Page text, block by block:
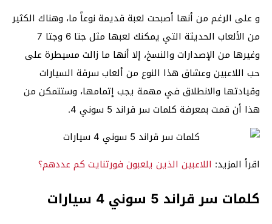
و على الرغم من أنها أصبحت لعبة قديمة نوعاً ما، وهناك الكثير
من الألعاب الحديثة التي يمكنك لعبها مثل جتا 6 وجتا 7
وغيرها من الإصدارات والنسخ، إلا أنها ما زالت مسيطرة على
حب اللاعبين وعشاق هذا النوع من ألعاب سرقة السيارات
وقيادتها والانطلاق في مهمة يجب إتمامها، وستتمكن من
هذا أن قمت بمعرفة كلمات سر قراند 5 سوني 4.
اقرأ المزيد: اللاعبين الذين يلعبون فورتنايت كم عددهم؟
كلمات سر قراند 5 سوني 4 سيارات